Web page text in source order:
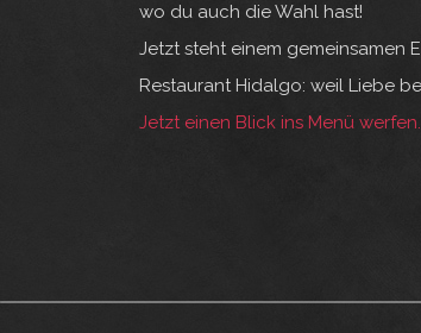
wo du auch die Wahl hast!
Jetzt steht einem gemeinsamen
Restaurant Hidalgo: weil Liebe
Jetzt einen Blick ins Menü